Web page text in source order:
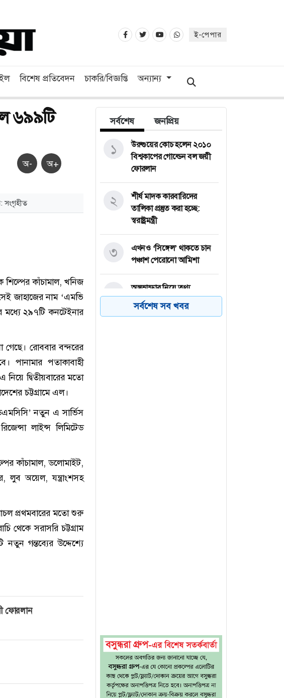
ই-পেপার
বিশেষ প্রতিবেদন চাকরি/বিজ্ঞপ্তি অন্যান্য
৬৯৯টি
অ- অ+
সংগৃহীত
শিল্পের কাঁচামাল, খনিজ
জাহাজের নাম ‘এমভি
২৯৭টি কনটেইনার
গেছে। রোববার বন্দরের
পতাকাবাহী
দ্বিতীয়বারের মতো
চট্টগ্রামে এল।
নতুন এ সার্ভিস
লাইন্স লিমিটেড
কাঁচামাল, ডলোমাইট,
লুব অয়েল, যন্ত্রাংশসহ
প্রথমবারের মতো শুরু
থেকে সরাসরি চট্টগ্রাম
গন্তব্যের উদ্দেশ্যে
ফোরলান
সর্বশেষ জনপ্রিয়
উরুগুয়ের কোচ হলেন ২০১০
বিশ্বকাপের গোল্ডেন বল জয়ী
ফোরলান
১
শীর্ষ মাদক কারবারিদের
তালিকা প্রস্তুত করা হচ্ছে:
স্বরাষ্ট্রমন্ত্রী
২
এখনও ‘সিঙ্গেল’ থাকতে চান
পঞ্চাশ পেরোনো আমিশা
৩
অস্ত্রভান্ডার নিয়ে তথ্য
ফাঁসকারীদের কারাদণ্ডের
হুঁশিয়ারি ট্রাম্পের
৪
সর্বশেষ সব খবর